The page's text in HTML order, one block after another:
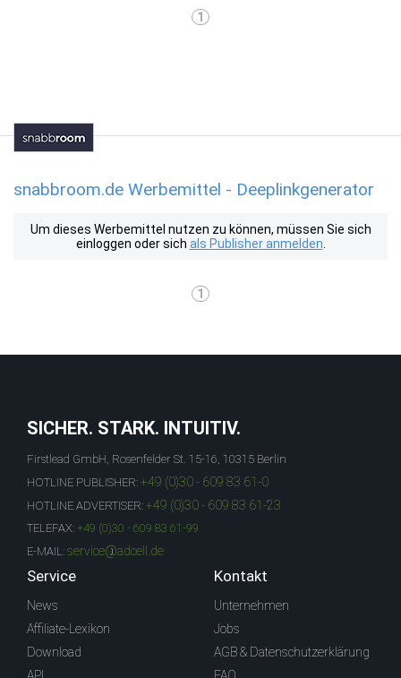
1
snabbroom.de Werbemittel - Deeplinkgenerator
Um dieses Werbemittel nutzen zu können, müssen Sie sich
einloggen oder sich als Publisher anmelden
1
SICHER. STARK. INTUITIV.
Firstlead GmbH, Rosenfelder St. 15-16, 10315 Berlin
HOTLINE PUBLISHER: +49 (0)30 - 609 83 61-0
HOTLINE ADVERTISER: +49 (0)30 - 609 83 61-23
TELEFAX: +49 (0)30 - 609 83 61-99
E-MAIL: service@adcell.de
Service
News
Affiliate-Lexikon
Download
Kontakt
Unternehmen
Jobs
AGB & Datenschutzerklärung